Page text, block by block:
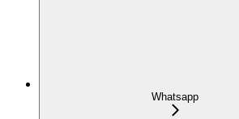
Whatsapp